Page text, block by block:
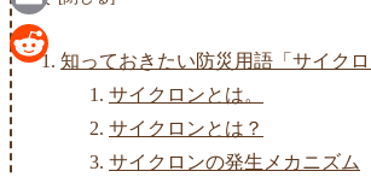
知っておきたい防災用語「サイクロ
サイクロンとは。
サイクロンとは？
サイクロンの発生メカニズム
Email
Reddit